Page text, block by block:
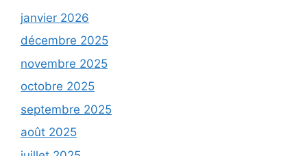
janvier 2026
décembre 2025
novembre 2025
octobre 2025
septembre 2025
août 2025